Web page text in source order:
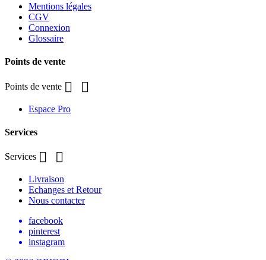
Mentions légales
CGV
Connexion
Glossaire
Points de vente
Points de vente  
Espace Pro
Services
Services  
Livraison
Echanges et Retour
Nous contacter
facebook
pinterest
instagram